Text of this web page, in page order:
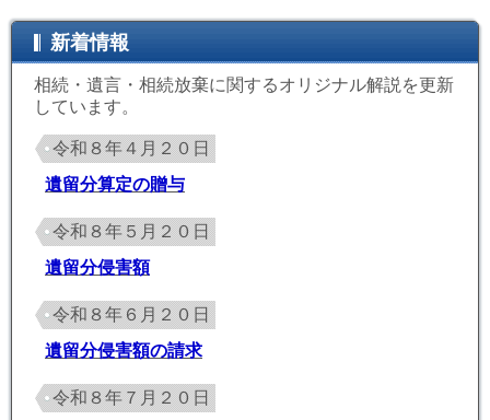
新着情報
相続・遺言・相続放棄に関するオリジナル解説を更新
しています。
令和８年４月２０日
遺留分算定の贈与
令和８年５月２０日
遺留分侵害額
令和８年６月２０日
遺留分侵害額の請求
令和８年７月２０日